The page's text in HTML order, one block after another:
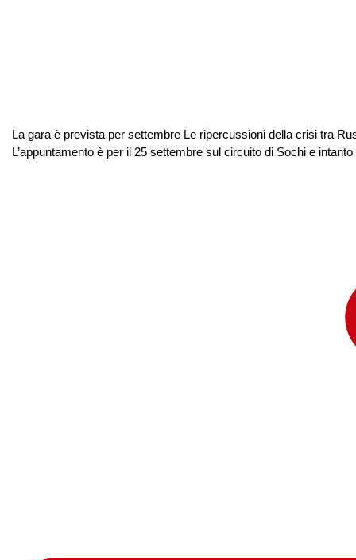
La gara è prevista per settembre Le ripercussioni della crisi tra
L’appuntamento è per il 25 settembre sul circuito di Sochi e